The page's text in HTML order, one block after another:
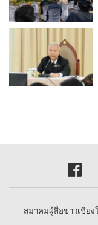
สมาคมผู้สื่อข่าวเชียง